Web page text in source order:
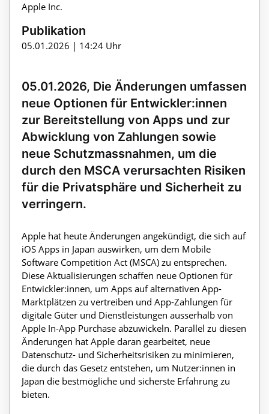
Apple Inc.
Publikation
05.01.2026 | 14:24 Uhr
05.01.2026, Die Änderungen umfassen
neue Optionen für Entwickler:innen
zur Bereitstellung von Apps und zur
Abwicklung von Zahlungen sowie
neue Schutzmassnahmen, um die
durch den MSCA verursachten Risiken
für die Privatsphäre und Sicherheit zu
verringern.
Apple hat heute Änderungen angekündigt, die sich auf
iOS Apps in Japan auswirken, um dem Mobile
Software Competition Act (MSCA) zu entsprechen.
Diese Aktualisierungen schaffen neue Optionen für
Entwickler:innen, um Apps auf alternativen App-
Marktplätzen zu vertreiben und App-Zahlungen für
digitale Güter und Dienstleistungen ausserhalb von
Apple In-App Purchase abzuwickeln. Parallel zu diesen
Änderungen hat Apple daran gearbeitet, neue
Datenschutz- und Sicherheitsrisiken zu minimieren,
die durch das Gesetz entstehen, um Nutzer:innen in
Japan die bestmögliche und sicherste Erfahrung zu
bieten.